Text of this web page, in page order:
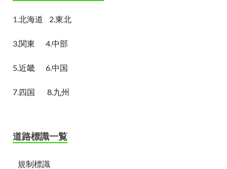
1. 北海道 2.東北
3.関東 4.中部
5.近畿 6.中国
7.四国 8.九州
道路標識一覧
規制標識